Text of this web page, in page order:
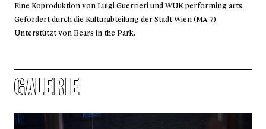
Eine Koproduktion von Luigi Guerrieri und WUK performing arts.
Gefördert durch die Kulturabteilung der Stadt Wien (MA 7).
Unterstützt von Bears in the Park.
GALERIE